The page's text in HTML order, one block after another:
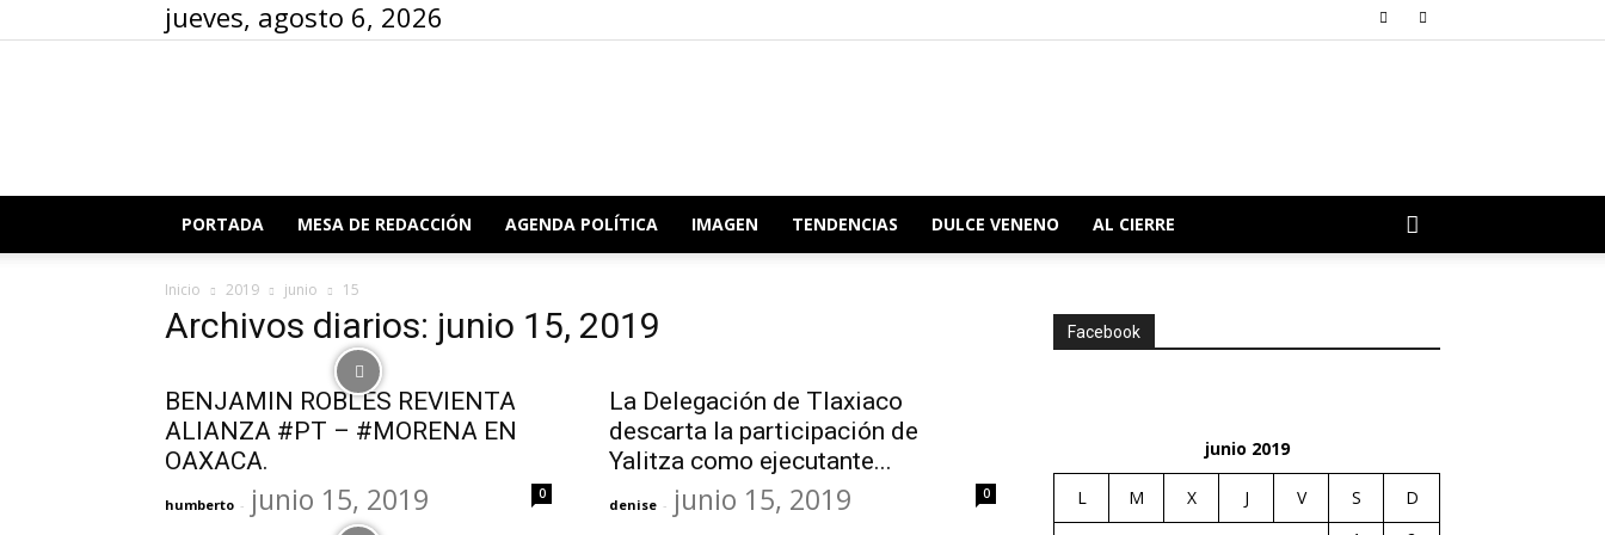
jueves, agosto 6, 2026
Redacción
PORTADA MESA DE REDACCIÓN AGENDA POLÍTICA IMAGEN TENDENCIAS DULCE VENENO AL CIERRE
Inicio 2019 junio 15
Archivos diarios: junio 15, 2019
BENJAMIN ROBLES REVIENTA
ALIANZA #PT – #MORENA EN
OAXACA.
humberto - junio 15, 2019 0
La Delegación de Tlaxiaco
descarta la participación de
Yalitza como ejecutante...
denise - junio 15, 2019 0
Facebook
junio 2019
L M X J V S
D